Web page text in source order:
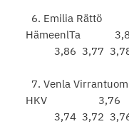
6. Emilia
3,86 3,77
7. Venla
HKV
3,74 3,72